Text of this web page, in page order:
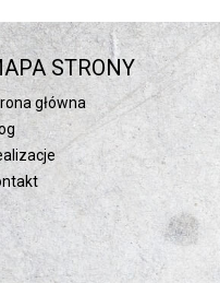
STRONY
główna